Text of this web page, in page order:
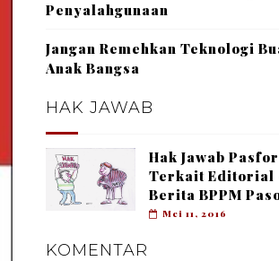
Penyalahgunaan
Jangan Remehkan Teknologi
Anak Bangsa
HAK JAWAB
Hak Jawab Pasfor
Terkait Editorial
Berita BPPM
Mei 11, 2016
KOMENTAR